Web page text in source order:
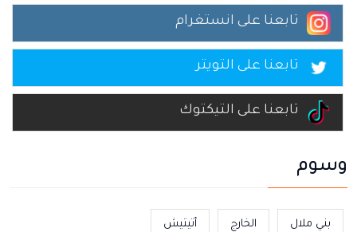
تابعنا على انستغرام
تابعنا على التويتر
تابعنا على التيكتوك
وسوم
بني ملال الخارج أتيتيش